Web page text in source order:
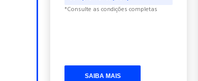
*Consulte as condições completas
SAIBA MAIS